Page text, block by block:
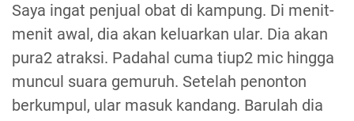
Saya ingat penjual obat di kampung. Di menit-
menit awal, dia akan keluarkan ular. Dia akan
pura2 atraksi. Padahal cuma tiup2 mic hingga
muncul suara gemuruh. Setelah penonton
berkumpul, ular masuk kandang. Barulah dia